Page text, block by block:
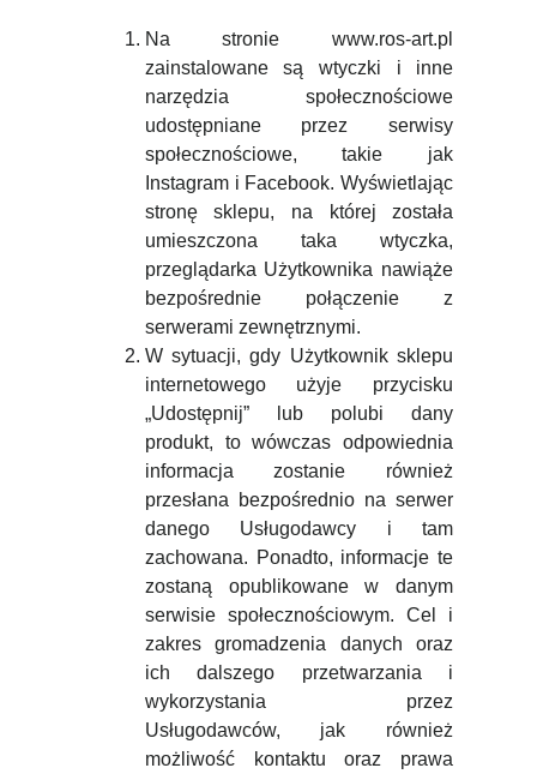
Na stronie www.ros-art.pl
zainstalowane są wtyczki i inne
narzędzia społecznościowe
udostępniane przez serwisy
społecznościowe, takie jak
Instagram i Facebook. Wyświetlając
stronę sklepu, na której została
umieszczona taka wtyczka,
przeglądarka Użytkownika nawiąże
bezpośrednie połączenie z
serwerami zewnętrznymi.
W sytuacji, gdy Użytkownik sklepu
internetowego użyje przycisku
„Udostępnij” lub polubi dany
produkt, to wówczas odpowiednia
informacja zostanie również
przesłana bezpośrednio na serwer
danego Usługodawcy i tam
zachowana. Ponadto, informacje te
zostaną opublikowane w danym
serwisie społecznościowym. Cel i
zakres gromadzenia danych oraz
ich dalszego przetwarzania i
wykorzystania przez
Usługodawców, jak również
możliwość kontaktu oraz prawa